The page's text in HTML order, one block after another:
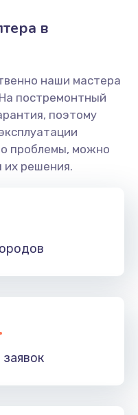
в
наши мастера
постремонтный
поэтому
проблемы, можно
их решения.
заявок